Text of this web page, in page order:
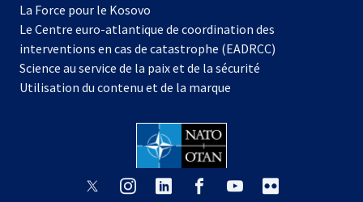
nouvel
onglet
La Force pour le Kosovo
dans
un
nouvel
onglet
Le Centre euro-atlantique de coordination des
interventions en cas de catastrophe (EADRCC)
Science au service de la paix et de la sécurité
Utilisation du contenu et de la marque
s’ouvres’ouvres’ouvres’ouvres’ouvre